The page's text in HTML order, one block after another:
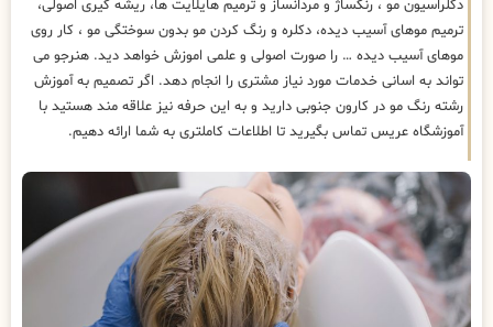
دکلراسیون مو ، رنگساژ و مردانساز و ترمیم هایلایت ها، ریشه گیری اصولی،
ترمیم موهای آسیب دیده، دکلره و رنگ کردن مو بدون سوختگی مو ، کار روی
موهای آسیب دیده … را صورت اصولی و علمی اموزش خواهد دید. هنرجو می
تواند به اسانی خدمات مورد نیاز مشتری را انجام دهد. اگر تصمیم به آموزش
رشته رنگ مو در کارون جنوبی دارید و به این حرفه نیز علاقه مند هستید با
آموزشگاه عریس تماس بگیرید تا اطلاعات کاملتری به شما ارائه دهیم.